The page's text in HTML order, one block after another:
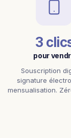
3
pour
Souscription
signature
mensualisation.